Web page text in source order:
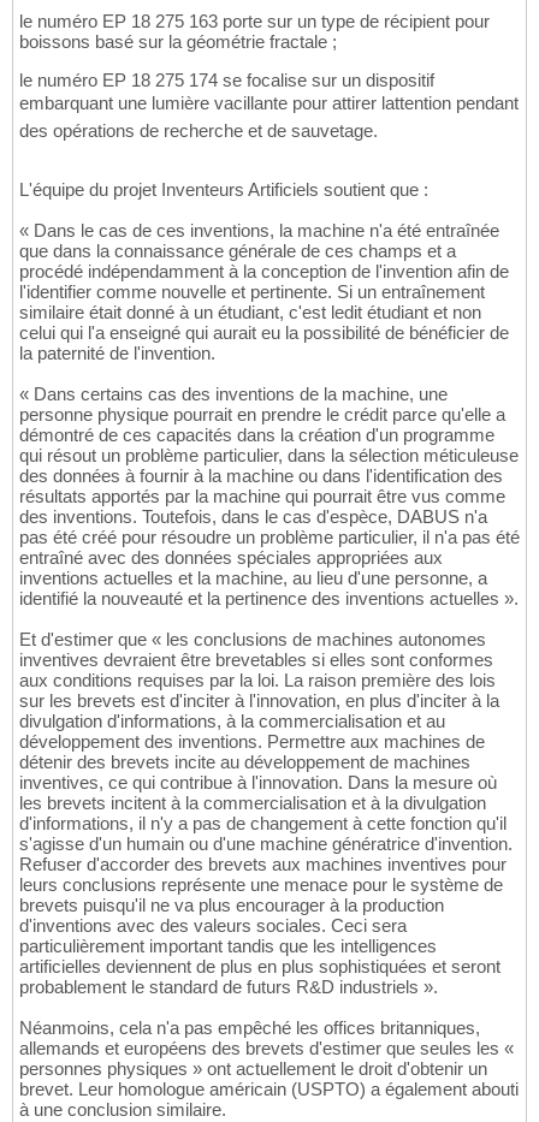
le numéro EP 18 275 163 porte sur un type de récipient pour
boissons basé sur la géométrie fractale ;
le numéro EP 18 275 174 se focalise sur un dispositif
embarquant une lumière vacillante pour attirer lattention pendant
des opérations de recherche et de sauvetage.
L'équipe du projet Inventeurs Artificiels soutient que :
« Dans le cas de ces inventions, la machine n'a été entraînée
que dans la connaissance générale de ces champs et a
procédé indépendamment à la conception de l'invention afin de
l'identifier comme nouvelle et pertinente. Si un entraînement
similaire était donné à un étudiant, c'est ledit étudiant et non
celui qui l'a enseigné qui aurait eu la possibilité de bénéficier de
la paternité de l'invention.
« Dans certains cas des inventions de la machine, une
personne physique pourrait en prendre le crédit parce qu'elle a
démontré de ces capacités dans la création d'un programme
qui résout un problème particulier, dans la sélection méticuleuse
des données à fournir à la machine ou dans l'identification des
résultats apportés par la machine qui pourrait être vus comme
des inventions. Toutefois, dans le cas d'espèce, DABUS n'a
pas été créé pour résoudre un problème particulier, il n'a pas été
entraîné avec des données spéciales appropriées aux
inventions actuelles et la machine, au lieu d'une personne, a
identifié la nouveauté et la pertinence des inventions actuelles ».
Et d'estimer que « les conclusions de machines autonomes
inventives devraient être brevetables si elles sont conformes
aux conditions requises par la loi. La raison première des lois
sur les brevets est d'inciter à l'innovation, en plus d'inciter à la
divulgation d'informations, à la commercialisation et au
développement des inventions. Permettre aux machines de
détenir des brevets incite au développement de machines
inventives, ce qui contribue à l'innovation. Dans la mesure où
les brevets incitent à la commercialisation et à la divulgation
d'informations, il n'y a pas de changement à cette fonction qu'il
s'agisse d'un humain ou d'une machine génératrice d'invention.
Refuser d'accorder des brevets aux machines inventives pour
leurs conclusions représente une menace pour le système de
brevets puisqu'il ne va plus encourager à la production
d'inventions avec des valeurs sociales. Ceci sera
particulièrement important tandis que les intelligences
artificielles deviennent de plus en plus sophistiquées et seront
probablement le standard de futurs R&D industriels ».
Néanmoins, cela n'a pas empêché les offices britanniques,
allemands et européens des brevets d'estimer que seules les «
personnes physiques » ont actuellement le droit d'obtenir un
brevet. Leur homologue américain (USPTO) a également abouti
à une conclusion similaire.